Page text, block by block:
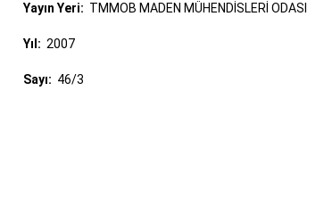
Yayın Yeri: TMMOB MADEN MÜHENDİSLERİ ODASI
Yıl: 2007
Sayı: 46/3